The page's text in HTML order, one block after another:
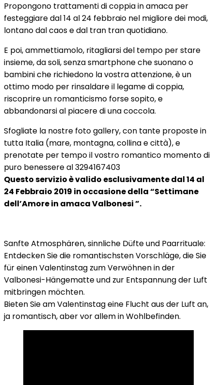
Propongono trattamenti di coppia in amaca per
festeggiare dal 14 al 24 febbraio nel migliore dei modi,
lontano dal caos e dal tran tran quotidiano.
E poi, ammettiamolo, ritagliarsi del tempo per stare
insieme, da soli, senza smartphone che suonano o
bambini che richiedono la vostra attenzione, è un
ottimo modo per rinsaldare il legame di coppia,
riscoprire un romanticismo forse sopito, e
abbandonarsi al piacere di una coccola.
Sfogliate la nostre foto gallery, con tante proposte in
tutta Italia (mare, montagna, collina e città), e
prenotate per tempo il vostro romantico momento di
puro benessere al 3294167403
Questo servizio è valido esclusivamente dal 14 al
24 Febbraio 2019 in occasione della “Settimane
dell’Amore in amaca Valbonesi ”.
Sanfte Atmosphären, sinnliche Düfte und Paarrituale:
Entdecken Sie die romantischsten Vorschläge, die Sie
für einen Valentinstag zum Verwöhnen in der
Valbonesi-Hängematte und zur Entspannung der Luft
mitbringen möchten.
Bieten Sie am Valentinstag eine Flucht aus der Luft an,
ja romantisch, aber vor allem in Wohlbefinden.